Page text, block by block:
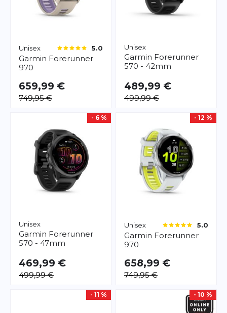
Unisex 5.0
Garmin Forerunner
970
659,99 €
749,95 €
Unisex
Garmin Forerunner
570 - 42mm
489,99 €
499,99 €
- 6 %
Unisex
Garmin Forerunner
570 - 47mm
469,99 €
499,99 €
- 12 %
Unisex 5.0
Garmin Forerunner
970
658,99 €
749,95 €
- 11 % - 10 %